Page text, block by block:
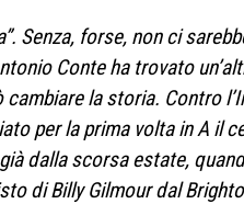
Senza, forse, non ci
Conte ha trovato
la storia. Contro
per la prima volta in A il
dalla scorsa estate,
di Billy Gilmour dal